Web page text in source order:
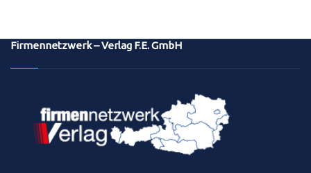
Firmennetzwerk – Verlag F.E. GmbH